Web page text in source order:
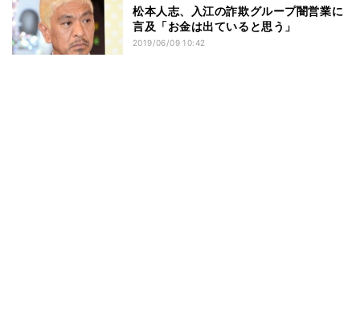
松本人志、入江の詐欺グループ闇営業に
言及「お金は出ていると思う」
2019/06/09 10:42